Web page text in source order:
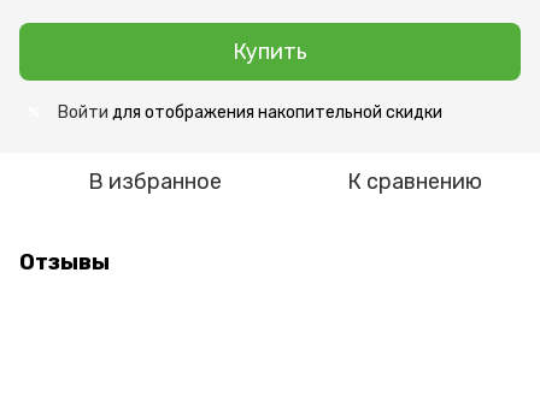
Купить
Войти для отображения накопительной скидки
В избранное К сравнению
Отзывы